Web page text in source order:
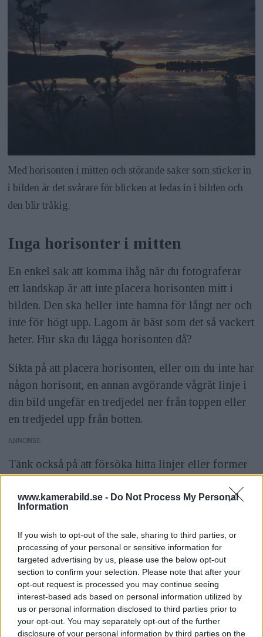
www.kamerabild.se - Do Not Process My Personal
Information
If you wish to opt-out of the sale, sharing to third parties, or
processing of your personal or sensitive information for
targeted advertising by us, please use the below opt-out
section to confirm your selection. Please note that after your
opt-out request is processed you may continue seeing
interest-based ads based on personal information utilized by
us or personal information disclosed to third parties prior to
your opt-out. You may separately opt-out of the further
disclosure of your personal information by third parties on the
Med horisonten i mitten och störande saker som sticker in
i bilden är det svårare för blicken at ledas in i bilden och
den blir tråkig.
Inga horisonter i mitten
En enkel sak att komma ihåg när du fotograferar
ett landskap är att inte placera horisonten mitt i
bilden. Den ska heller inte hamna för långt ner och
inte för högt upp. Lagom är bäst som det så vackert
heter. Hur ska du lägga horisonten då?
Sikta på att placera horisonten, eller om du inte har
någon horisont, en annan avgörande vågrät linje i
din bild ungefär en tredjedel ner från toppen eller
en tredjedel upp från botten.
ANNONS
Tänk också på att försöka hitta linjer eller former
som leder betraktaren ut ur bilden. Exempel på
som helst egentligen som bildar ett mönster som
går att följa inåt i bilden.